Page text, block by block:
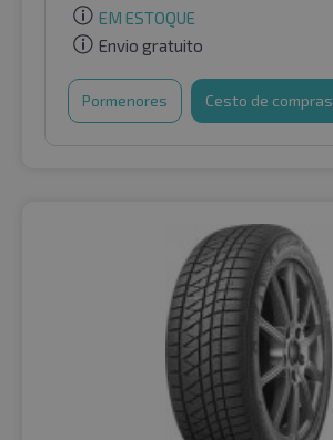
EM ESTOQUE
Envio gratuito
Pormenores Cesto de compras